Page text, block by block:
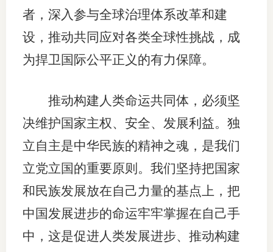
者，深入参与全球治理体系改革和建
设，推动共同应对各类全球性挑战，成
为捍卫国际公平正义的有力保障。
推动构建人类命运共同体，必须坚
决维护国家主权、安全、发展利益。独
立自主是中华民族的精神之魂，是我们
立党立国的重要原则。我们坚持把国家
和民族发展放在自己力量的基点上，把
中国发展进步的命运牢牢掌握在自己手
中，这是促进人类发展进步、推动构建